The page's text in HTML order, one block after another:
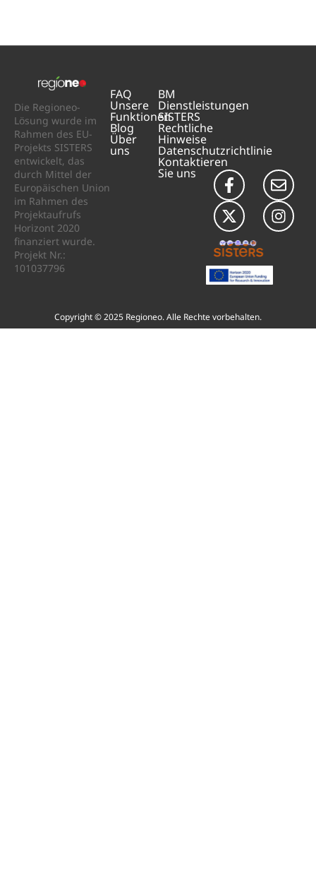
Die Regioneo-
Lösung wurde im
Rahmen des EU-
Projekts SISTERS
entwickelt, das
durch Mittel der
Europäischen Union
im Rahmen des
Projektaufrufs
Horizont 2020
finanziert wurde.
Projekt Nr.:
101037796
FAQ
Unsere
Funktionen
Blog
Über
uns
BM
Dienstleistungen
SISTERS
Rechtliche
Hinweise
Datenschutzrichtlinie
Kontaktieren
Sie uns
Copyright © 2025 Regioneo. Alle Rechte vorbehalten.